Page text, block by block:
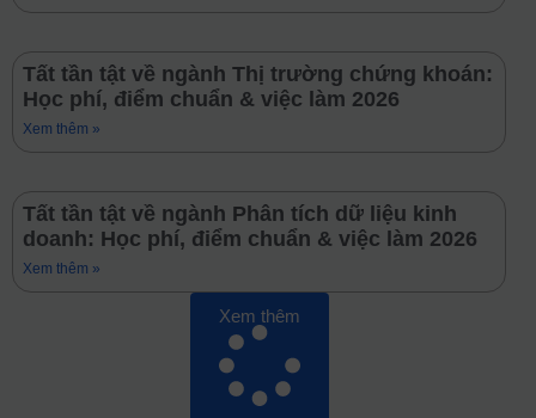
Tất tần tật về ngành Thị trường chứng khoán:
Học phí, điểm chuẩn & việc làm 2026
Xem thêm »
Tất tần tật về ngành Phân tích dữ liệu kinh
doanh: Học phí, điểm chuẩn & việc làm 2026
Xem thêm »
Xem thêm